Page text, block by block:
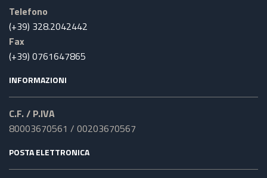
Telefono
(+39) 328.2042442
Fax
(+39) 0761647865
INFORMAZIONI
C.F. / P.IVA
80003670561 / 00203670567
POSTA ELETTRONICA